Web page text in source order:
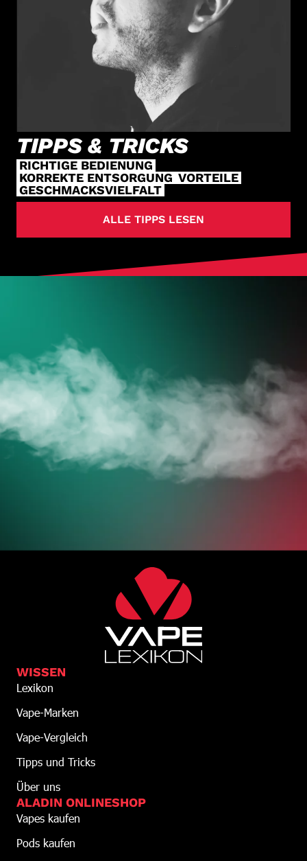
TIPPS & TRICKS
RICHTIGE BEDIENUNG
KORREKTE ENTSORGUNG VORTEILE
GESCHMACKSVIELFALT
ALLE TIPPS LESEN
DEINE VAPES
JETZT ZUM ONLINESHOP
WISSEN
Lexikon
Vape-Marken
Vape-Vergleich
Tipps und Tricks
Über uns
ALADIN ONLINESHOP
Vapes kaufen
Pods kaufen